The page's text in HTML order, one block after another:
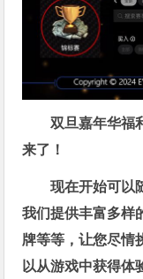
双旦嘉年华福
来了！
现在开始可以
我们提供丰富多样
牌等等，让您尽情
以从游戏中获得体